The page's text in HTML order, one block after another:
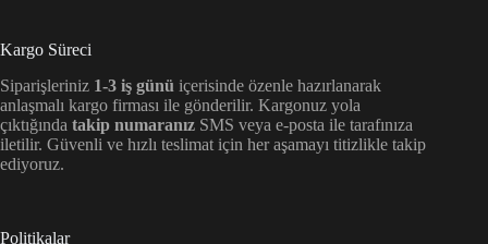
Kargo Süreci
Siparişleriniz 1-3 iş günü içerisinde özenle hazırlanarak
anlaşmalı kargo firması ile gönderilir. Kargonuz yola
çıktığında takip numaranız SMS veya e-posta ile tarafınıza
iletilir. Güvenli ve hızlı teslimat için her aşamayı titizlikle takip
ediyoruz.
Politikalar